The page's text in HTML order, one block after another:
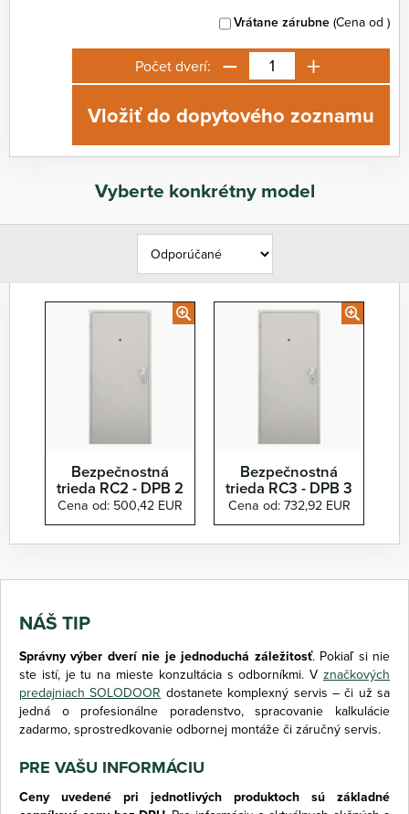
Vrátane zárubne (Cena od )
Počet dverí: − +
Vložiť do dopytového zoznamu
Vyberte konkrétny model
Bezpečnostná
trieda RC2 - DPB 2
Cena od: 500,42 EUR
Bezpečnostná
trieda RC3 - DPB 3
Cena od: 732,92 EUR
NÁŠ TIP
Správny výber dverí nie je jednoduchá záležitosť. Pokiaľ si nie
ste istí, je tu na mieste konzultácia s odborníkmi. V značkových
predajniach SOLODOOR dostanete komplexný servis – či už sa
jedná o profesionálne poradenstvo, spracovanie kalkulácie
zadarmo, sprostredkovanie odbornej montáže či záručný servis.
PRE VAŠU INFORMÁCIU
Ceny uvedené pri jednotlivých produktoch sú základné